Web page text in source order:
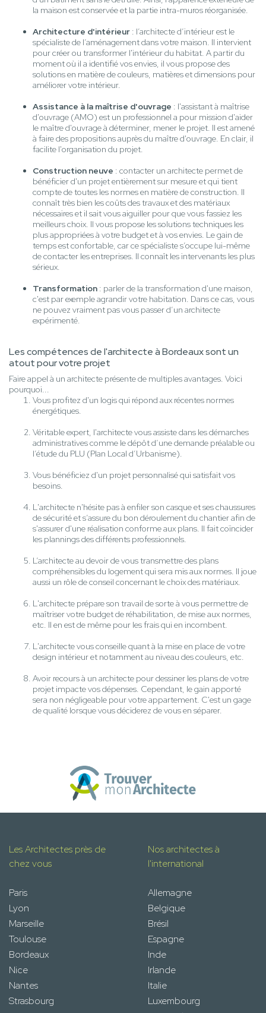
la maison est conservée et la partie intra-muros réorganisée.
Architecture d'intérieur : l’architecte d’intérieur est le
spécialiste de l’aménagement dans votre maison. Il intervient
pour créer ou transformer l'intérieur du habitat. A partir du
moment où il a identifié vos envies, il vous propose des
solutions en matière de couleurs, matières et dimensions pour
améliorer votre intérieur.
Assistance à la maîtrise d'ouvrage : l'assistant à maîtrise
d'ouvrage (AMO) est un professionnel a pour mission d'aider
le maître d'ouvrage à déterminer, mener le projet. Il est amené
à faire des propositions auprès du maître d'ouvrage. En clair, il
facilite l'organisation du projet.
Construction neuve : contacter un architecte permet de
bénéficier d'un projet entièrement sur mesure et qui tient
compte de toutes les normes en matière de construction. Il
connaît très bien les coûts des travaux et des matériaux
nécessaires et il sait vous aiguiller pour que vous fassiez les
meilleurs choix. Il vous propose les solutions techniques les
plus appropriées à votre budget et à vos envies. Le gain de
temps est confortable, car ce spécialiste s’occupe lui-même
de contacter les entreprises. Il connaît les intervenants les plus
sérieux.
Transformation : parler de la transformation d'une maison,
c'est par exemple agrandir votre habitation. Dans ce cas, vous
ne pouvez vraiment pas vous passer d’un architecte
expérimenté.
Les compétences de l'architecte à Bordeaux sont un
atout pour votre projet
Faire appel à un architecte présente de multiples avantages. Voici
pourquoi...
Vous profitez d'un logis qui répond aux récentes normes
énergétiques.
Véritable expert, l'architecte vous assiste dans les démarches
administratives comme le dépôt d’une demande préalable ou
l’étude du PLU (Plan Local d’Urbanisme).
Vous bénéficiez d'un projet personnalisé qui satisfait vos
besoins.
L'architecte n'hésite pas à enfiler son casque et ses chaussures
de sécurité et s’assure du bon déroulement du chantier afin de
s'assurer d'une réalisation conforme aux plans. Il fait coïncider
les plannings des différents professionnels.
L’architecte au devoir de vous transmettre des plans
compréhensibles du logement qui sera mis aux normes. Il joue
aussi un rôle de conseil concernant le choix des matériaux.
L'architecte prépare son travail de sorte à vous permettre de
maîtriser votre budget de réhabilitation, de mise aux normes,
etc. Il en est de même pour les frais qui en incombent.
L'architecte vous conseille quant à la mise en place de votre
design intérieur et notamment au niveau des couleurs, etc.
Avoir recours à un architecte pour dessiner les plans de votre
projet impacte vos dépenses. Cependant, le gain apporté
sera non négligeable pour votre appartement. C'est un gage
de qualité lorsque vous déciderez de vous en séparer.
Les Architectes près de
chez vous
Paris
Lyon
Marseille
Toulouse
Bordeaux
Nice
Nantes
Strasbourg
Nos architectes à
l'international
Allemagne
Belgique
Brésil
Espagne
Inde
Irlande
Italie
Luxembourg